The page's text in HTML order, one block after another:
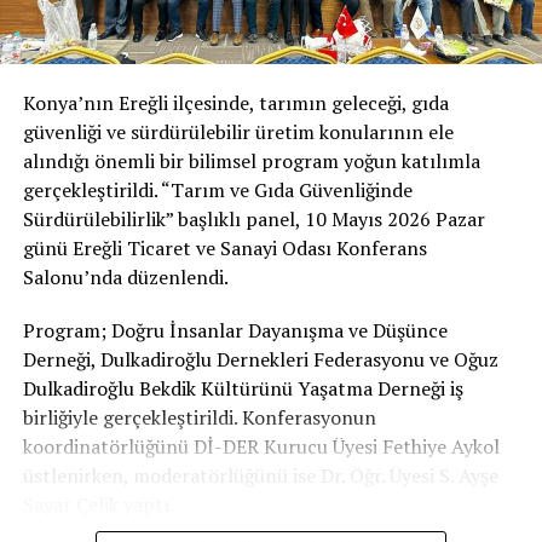
have detected microplastics in human faeces and even
in clouds. In Antarctica, a study conducted by scientists
water contain microplastics as well. We have trapped
our homes, ourselves and the world in plastic.”
From the Lungs to the Brain, From the Heart to
Cancer: What Do Microplastics Do in the Body?
Listing the organs that microplastics reach in the body,
Temel said, “Because we inhale them through the air,
researchers have detected microplastics in the lungs.
What we eat and drink affects the liver and intestines.
They enter our cells through the bloodstream. An
incredible amount of microplastic has also accumulated
in brain tissue.”
Konya’nın Ereğli ilçesinde, tarımın geleceği, gıda
güvenliği ve sürdürülebilir üretim konularının ele
alındığı önemli bir bilimsel program yoğun katılımla
gerçekleştirildi. “Tarım ve Gıda Güvenliğinde
Sürdürülebilirlik” başlıklı panel, 10 Mayıs 2026 Pazar
günü Ereğli Ticaret ve Sanayi Odası Konferans
Salonu’nda düzenlendi.
Program; Doğru İnsanlar Dayanışma ve Düşünce
Derneği, Dulkadiroğlu Dernekleri Federasyonu ve Oğuz
Dulkadiroğlu Bekdik Kültürünü Yaşatma Derneği iş
birliğiyle gerçekleştirildi. Konferasyonun
koordinatörlüğünü Dİ-DER Kurucu Üyesi Fethiye Aykol
üstlenirken, moderatörlüğünü ise Dr. Öğr. Üyesi S. Ayşe